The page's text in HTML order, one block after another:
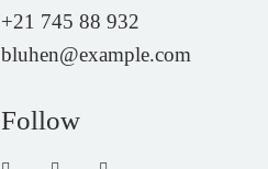
+21 745 88 932
bluhen@example.com
Follow